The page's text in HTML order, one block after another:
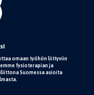
omaan työhön liittyviin
fysioterapian ja
Suomessa asioita